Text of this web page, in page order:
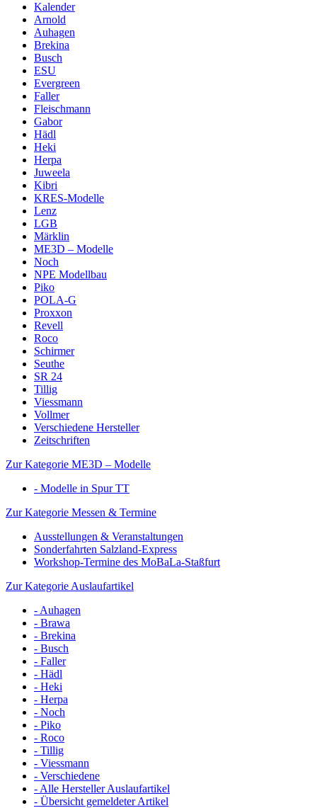
Kalender
Arnold
Auhagen
Brekina
Busch
ESU
Evergreen
Faller
Fleischmann
Gabor
Hädl
Heki
Herpa
Juweela
Kibri
KRES-Modelle
Lenz
LGB
Märklin
ME3D – Modelle
Noch
NPE Modellbau
Piko
POLA-G
Proxxon
Revell
Roco
Schirmer
Seuthe
SR 24
Tillig
Viessmann
Vollmer
Verschiedene Hersteller
Zeitschriften
Zur Kategorie ME3D – Modelle
- Modelle in Spur TT
Zur Kategorie Messen & Termine
Ausstellungen & Veranstaltungen
Sonderfahrten Salzland-Express
Workshop-Termine des MoBaLa-Staßfurt
Zur Kategorie Auslaufartikel
- Auhagen
- Brawa
- Brekina
- Busch
- Faller
- Hädl
- Heki
- Herpa
- Noch
- Piko
- Roco
- Tillig
- Viessmann
- Verschiedene
- Alle Hersteller Auslaufartikel
- Übersicht gemeldeter Artikel